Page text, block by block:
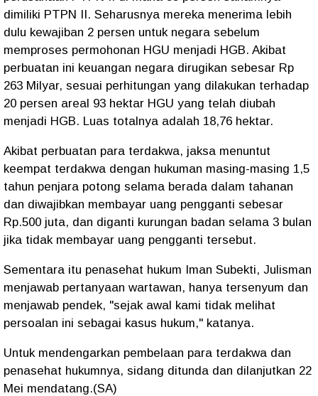
dimiliki PTPN II. Seharusnya mereka menerima lebih
dulu kewajiban 2 persen untuk negara sebelum
memproses permohonan HGU menjadi HGB. Akibat
perbuatan ini keuangan negara dirugikan sebesar Rp
263 Milyar, sesuai perhitungan yang dilakukan terhadap
20 persen areal 93 hektar HGU yang telah diubah
menjadi HGB. Luas totalnya adalah 18,76 hektar.
Akibat perbuatan para terdakwa, jaksa menuntut
keempat terdakwa dengan hukuman masing-masing 1,5
tahun penjara potong selama berada dalam tahanan
dan diwajibkan membayar uang pengganti sebesar
Rp.500 juta, dan diganti kurungan badan selama 3 bulan
jika tidak membayar uang pengganti tersebut.
Sementara itu penasehat hukum Iman Subekti, Julisman
menjawab pertanyaan wartawan, hanya tersenyum dan
menjawab pendek, "sejak awal kami tidak melihat
persoalan ini sebagai kasus hukum," katanya.
Untuk mendengarkan pembelaan para terdakwa dan
penasehat hukumnya, sidang ditunda dan dilanjutkan 22
Mei mendatang.(SA)